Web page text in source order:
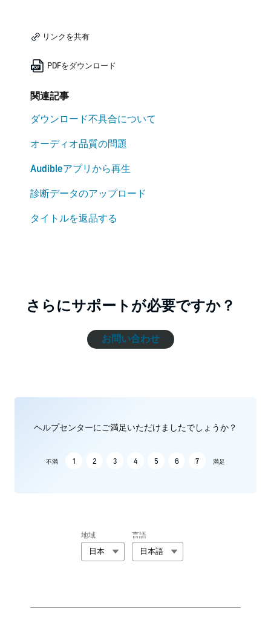
リンクを共有
PDFをダウンロード
関連記事
ダウンロード不具合について
オーディオ品質の問題
Audibleアプリから再生
診断データのアップロード
タイトルを返品する
さらにサポートが必要ですか？
お問い合わせ
ヘルプセンターにご満足いただけましたでしょうか？
不満 1 2 3 4 5 6 7 満足
地域
日本
言語
日本語